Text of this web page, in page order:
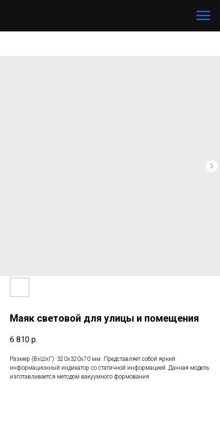
Маяк световой для улицы и помещения
6 810 р.
Размер (ВxШxГ): 320x320x70 мм. Представляет собой яркий
информационный индикатор со статичной информацией. Данная модель
изготавливается методом вакуумного формования